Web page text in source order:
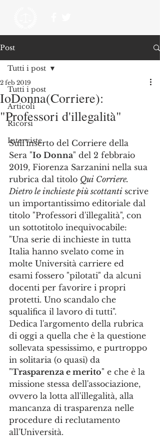
Post
Tutti i post
Articoli
Ricorsi
Interviste
Tutti i post
IoDonna(Corriere):
"Professori d'illegalità"
2 feb 2019
Sull'inserto del Corriere della
Sera "Io Donna" del 2 febbraio
2019, Fiorenza Sarzanini nella sua
rubrica dal titolo Qui Corriere.
Dietro le inchieste più scottanti scrive
un importantissimo editoriale dal
titolo "Professori d'illegalità", con
un sottotitolo inequivocabile:
"Una serie di inchieste in tutta
Italia hanno svelato come in
molte Università carriere ed
esami fossero "pilotati" da alcuni
docenti per favorire i propri
protetti. Uno scandalo che
squalifica il lavoro di tutti".
Dedica l'argomento della rubrica
di oggi a quella che è la questione
sollevata spessissimo, e purtroppo
in solitaria (o quasi) da
"Trasparenza e merito" e che è la
missione stessa dell'associazione,
ovvero la lotta all'illegalità, alla
mancanza di trasparenza nelle
procedure di reclutamento
all'Università.